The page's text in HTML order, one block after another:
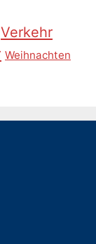
Verkehr
Weihnachten